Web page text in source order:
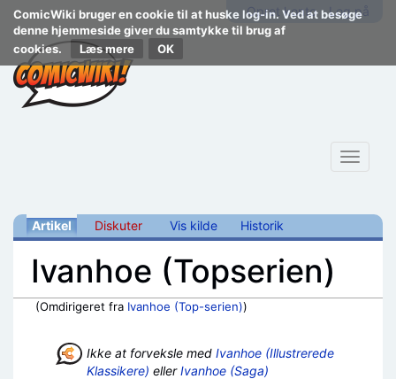
ComicWiki bruger en cookie til at huske log-in. Ved at besøge
denne hjemmeside giver du samtykke til brug af
cookies.
Læs mere
Opret konto Log på
Toggle
Artikel Diskuter Vis kilde Historik
Ivanhoe (Topserien)
(Omdirigeret fra Ivanhoe (Top-serien))
Ikke at forveksle med Ivanhoe (Illustrerede
Klassikere) ellerIvanhoe (Saga)